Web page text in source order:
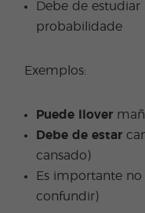
Debe de estudiar
probabilidade
Exemplos:
Puede llover
Debe de estar
cansado)
Es importante
confundir)